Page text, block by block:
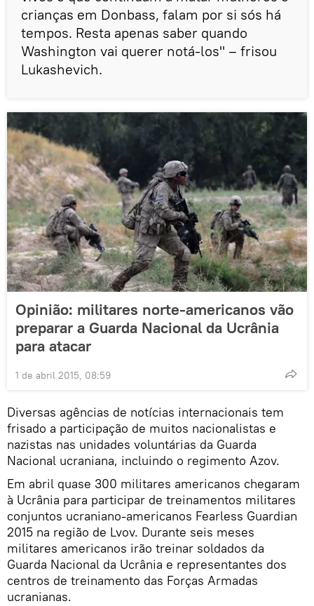
crianças em Donbass, falam por si sós há
tempos. Resta apenas saber quando
Washington vai querer notá-los" – frisou
Lukashevich.
Opinião: militares norte-americanos vão
preparar a Guarda Nacional da Ucrânia
para atacar
1 de abril 2015, 08:59
Diversas agências de notícias internacionais tem
frisado a participação de muitos nacionalistas e
nazistas nas unidades voluntárias da Guarda
Nacional ucraniana, incluindo o regimento Azov.
Em abril quase 300 militares americanos chegaram
à Ucrânia para participar de treinamentos militares
conjuntos ucraniano-americanos Fearless Guardian
2015 na região de Lvov. Durante seis meses
militares americanos irão treinar soldados da
Guarda Nacional da Ucrânia e representantes dos
centros de treinamento das Forças Armadas
ucranianas.